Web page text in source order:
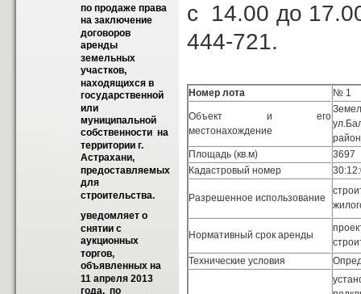
по продаже права
на заключение
договоров
аренды
земельных
участков,
находящихся в
государственной
или
муниципальной
собственности  на
территории г.
Астрахани,
предоставляемых
для
строительства.
уведомляет о
снятии с
аукционных
торгов,
объявленных на
11 апреля 2013
года,  по
с 14.00 до
444-721.
Номер лота № 1
Объект и его
местонахождение
Площадь (кв.м)
3697
Кадастровый номер
Разрешенное использование
Нормативный срок аренды
Технические условия